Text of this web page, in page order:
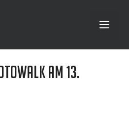
Menü
am 13.